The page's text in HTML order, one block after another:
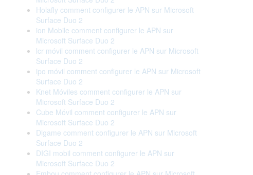
Holafly comment configurer le APN sur Microsoft
Surface Duo 2
ion Mobile comment configurer le APN sur
Microsoft Surface Duo 2
lcr móvil comment configurer le APN sur Microsoft
Surface Duo 2
ipo móvil comment configurer le APN sur Microsoft
Surface Duo 2
Knet Móviles comment configurer le APN sur
Microsoft Surface Duo 2
Cube Móvil comment configurer le APN sur
Microsoft Surface Duo 2
Digame comment configurer le APN sur Microsoft
Surface Duo 2
DIGI mobil comment configurer le APN sur
Microsoft Surface Duo 2